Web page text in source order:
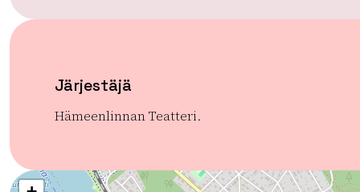
Järjestäjä
Hämeenlinnan Teatteri.